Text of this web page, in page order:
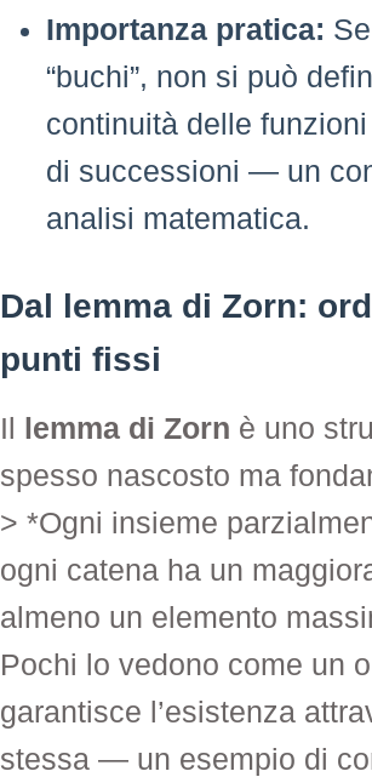
Importanza pratica:
“buchi”, non si può
continuità delle
di successioni — un
analisi matematica.
Dal lemma di Zorn:
punti fissi
Il lemma di Zorn è uno
spesso nascosto ma
> *Ogni insieme
ogni catena ha un
almeno un elemento
Pochi lo vedono come un
garantisce l’esistenza
stessa — un esempio di